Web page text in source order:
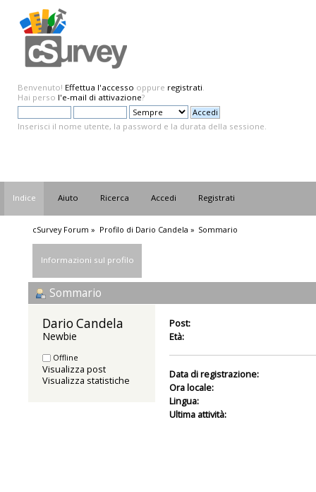
Benvenuto! Effettua l'accesso oppure registrati.
Hai perso l'e-mail di attivazione?
Inserisci il nome utente, la password e la durata della sessione.
Indice Aiuto Ricerca Accedi Registrati
cSurvey Forum » Profilo di Dario Candela » Sommario
Informazioni sul profilo
Sommario
Dario Candela
Newbie
Offline
Visualizza post
Visualizza statistiche
Post:
Età:
Data di registrazione:
Ora locale:
Lingua:
Ultima attività: